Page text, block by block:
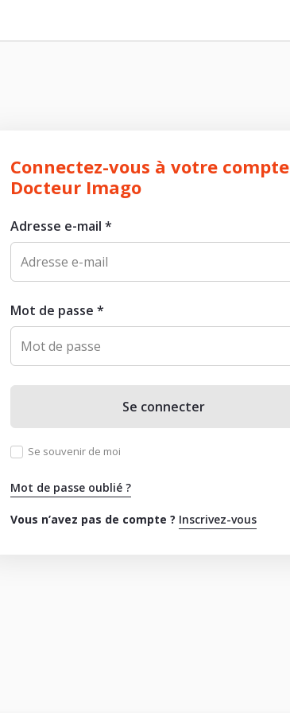
Connectez-vous à votre compte
Docteur Imago
Adresse e-mail *
Mot de passe *
Se connecter
Se souvenir de moi
Mot de passe oublié ?
Vous n’avez pas de compte ? Inscrivez-vous